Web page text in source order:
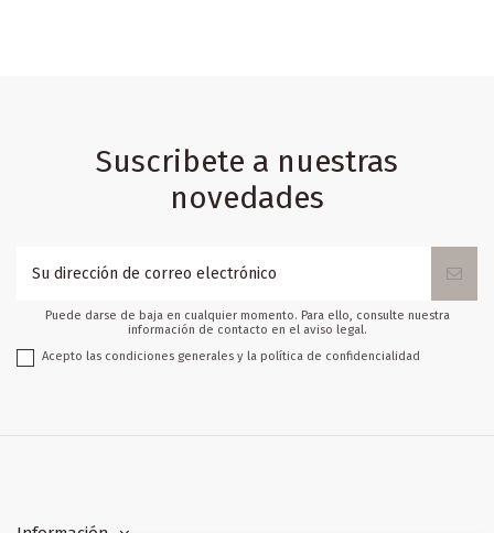
Suscribete a nuestras
novedades
Puede darse de baja en cualquier momento. Para ello, consulte nuestra
información de contacto en el aviso legal.
Acepto las condiciones generales y la política de confidencialidad